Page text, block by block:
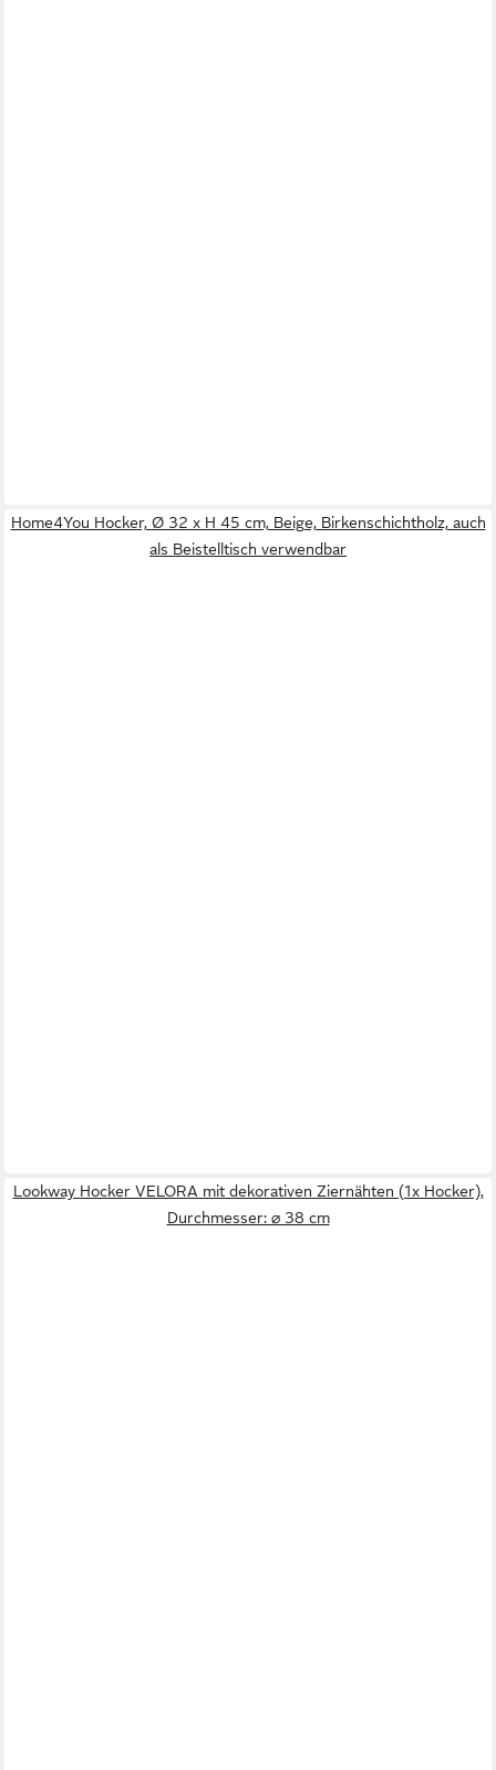
Home4You Hocker, Ø 32 x H 45 cm, Beige, Birkenschichtholz, auch
als Beistelltisch verwendbar
Lookway Hocker VELORA mit dekorativen Ziernähten (1x Hocker),
Durchmesser: ⌀ 38 cm